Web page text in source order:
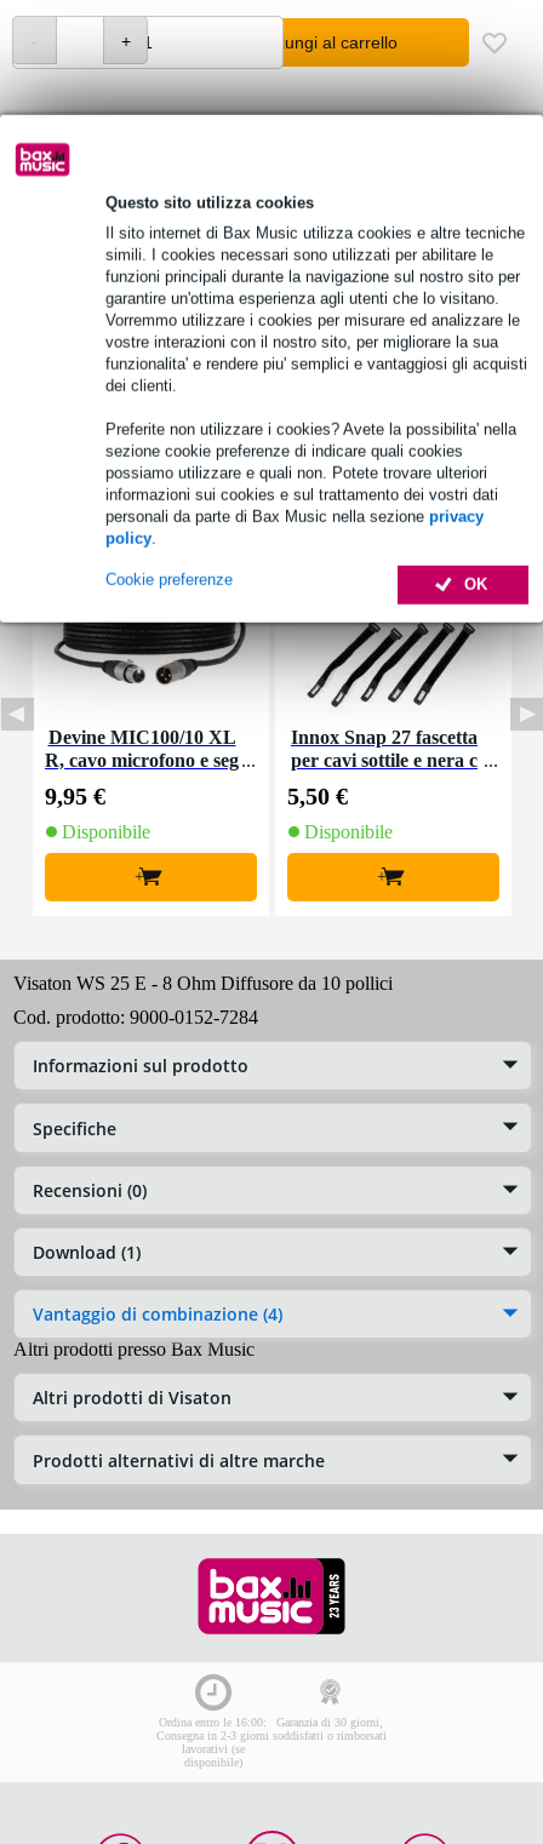
Questo sito utilizza cookies
Il sito internet di Bax Music utilizza cookies e altre tecniche
simili. I cookies necessari sono utilizzati per abilitare le
funzioni principali durante la navigazione sul nostro sito per
garantire un'ottima esperienza agli utenti che lo visitano.
Vorremmo utilizzare i cookies per misurare ed analizzare le
vostre interazioni con il nostro sito, per migliorare la sua
funzionalita' e rendere piu' semplici e vantaggiosi gli acquisti
dei clienti.
Preferite non utilizzare i cookies? Avete la possibilita' nella
sezione cookie preferenze di indicare quali cookies
possiamo utilizzare e quali non. Potete trovare ulteriori
informazioni sui cookies e sul trattamento dei vostri dati
personali da parte di Bax Music nella sezione privacy
policy.
OK
Cookie preferenze
Aggiungi al carrello
1.250 marchi leader
Informazioni sul prodotto
potenza efficace: 80 W
potenza massima: 110 W
impedenza nominale: 8 ohm
Accessori (7)
Devine MIC100/10 XL
R, cavo microfono e seg
9,95 €
Disponibile
+
Innox Snap 27 fascetta
per cavi sottile e nera c
(10 pezzi)
5,50 €
Disponibile
+
Visaton WS 25 E - 8 Ohm Diffusore da 10 pollici
Cod. prodotto: 9000-0152-7284
Informazioni sul prodotto
Specifiche
Recensioni (0)
Download (1)
Vantaggio di combinazione (4)
Altri prodotti presso Bax Music
Altri prodotti di Visaton
Prodotti alternativi di altre marche
Ordina entro le 16:00:
Consegna in 2-3 giorni
lavorativi (se
disponibile)
Garanzia di 30 giorni,
soddisfatti o rimborsati